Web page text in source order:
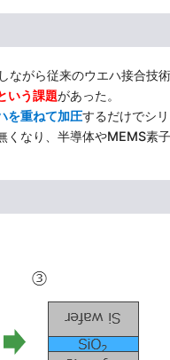
がら従来のウエハ接合技
いう課題があった。
を重ねて加圧するだけでシ
なり、半導体やMEMS素